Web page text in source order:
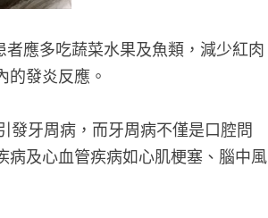
應多吃蔬菜水果及魚類，減少紅肉
發炎反應。
牙周病，而牙周病不僅是口腔問
病及心血管疾病如心肌梗塞、腦中風